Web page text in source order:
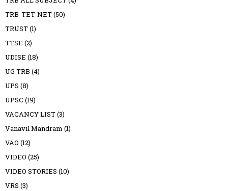
TRB-TET-NET(50)
TRUST(1)
TTSE (2)
UDISE (18)
UG TRB (4)
UPS (8)
UPSC (19)
VACANCY LIST(3)
Vanavil Mandram (1)
VAO (12)
VIDEO (25)
VIDEO STORIES (10)
VRS (3)